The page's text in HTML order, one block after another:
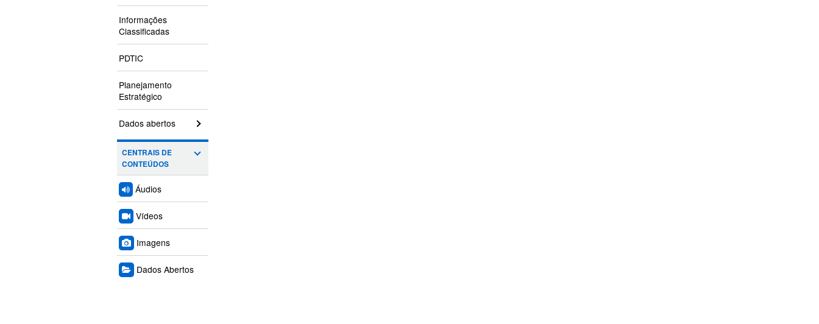
Informações
Classificadas
PDTIC
Planejamento
Estratégico
Dados abertos
CENTRAIS DE
CONTEÚDOS
Áudios
Vídeos
Imagens
Dados Abertos